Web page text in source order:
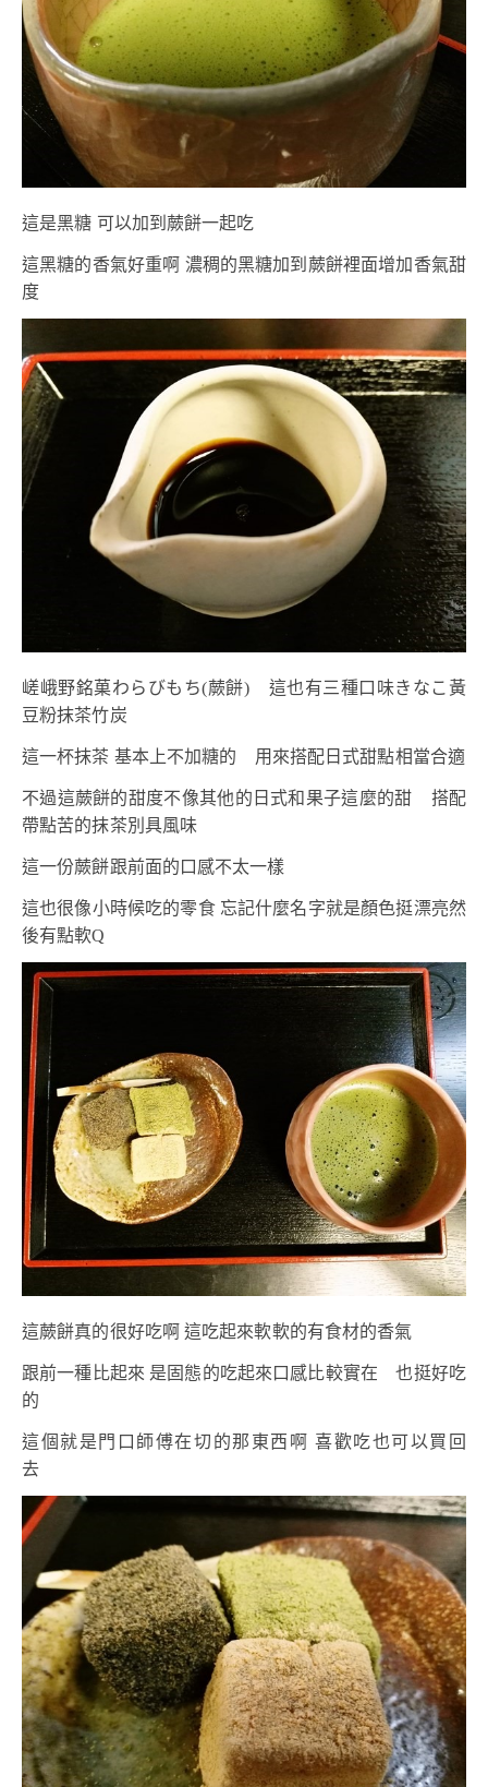
這是黑糖 可以加到蕨餅一起吃
這黑糖的香氣好重啊 濃稠的黑糖加到蕨餅裡面增加香氣甜
度
嵯峨野銘菓わらびもち(蕨餅) 這也有三種口味きなこ黃
豆粉抹茶竹炭
這一杯抹茶 基本上不加糖的 用來搭配日式甜點相當合適
不過這蕨餅的甜度不像其他的日式和果子這麼的甜 搭配
帶點苦的抹茶別具風味
這一份蕨餅跟前面的口感不太一樣
這也很像小時候吃的零食 忘記什麼名字就是顏色挺漂亮然
後有點軟Q
這蕨餅真的很好吃啊 這吃起來軟軟的有食材的香氣
跟前一種比起來 是固態的吃起來口感比較實在 也挺好吃
的
這個就是門口師傅在切的那東西啊 喜歡吃也可以買回
去